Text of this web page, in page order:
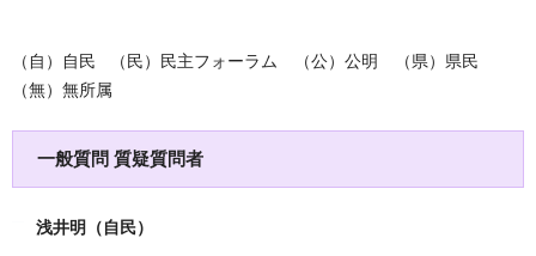
（自）自民 （民）民主フォーラム （公）公明 （県）県民
（無）無所属
一般質問 質疑質問者
浅井明（自民）